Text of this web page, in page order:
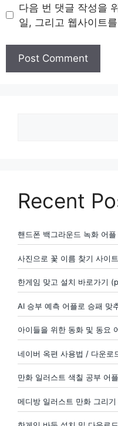
다음 번 댓글 작성을
일, 그리고 웹사이트
Recent
핸드폰 백그라운드 녹화 어
사진으로 꽃 이름 찾기 사이
한게임 맞고 설치 바로가기
AI 승부 예측 어플로 승패 맞
아이들을 위한 동화 및 동요
네이버 옥편 사용법 / 다운로
만화 일러스트 색칠 공부 어
메디방 일러스트 만화 그리기